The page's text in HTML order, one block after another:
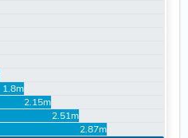
1.8m
2.15m
2.51m
2.87m